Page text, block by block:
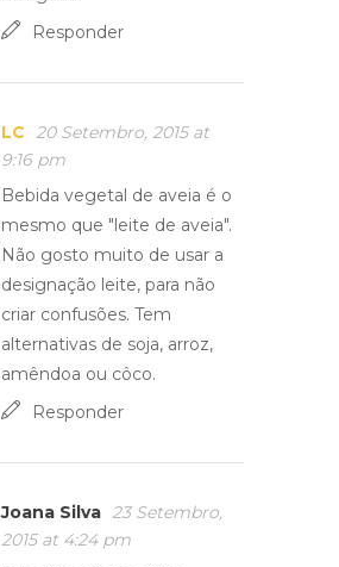
Responder
LC
20 Setembro, 2015 at
9:16 pm
Bebida vegetal de aveia é o
mesmo que "leite de aveia".
Não gosto muito de usar a
designação leite, para não
criar confusões. Tem
alternativas de soja, arroz,
amêndoa ou côco.
Responder
Joana Silva 23 Setembro,
2015 at 4:24 pm